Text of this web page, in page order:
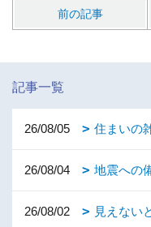
前の記事
記事一覧
26/08/05 住まいの
26/08/04 地震への
26/08/02
見えない